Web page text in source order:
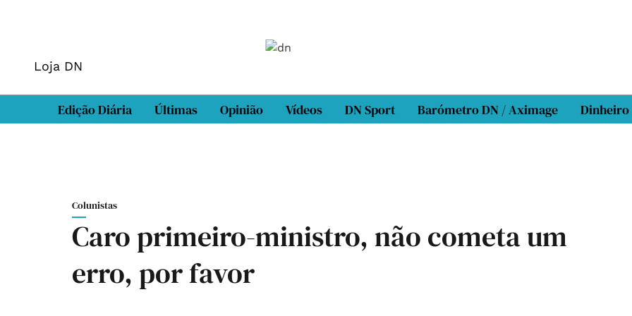
Loja DN
Edição Diária Últimas Opinião Vídeos DN Sport Barómetro DN / Aximage Dinheiro
Colunistas
Caro primeiro-ministro, não cometa um
erro, por favor